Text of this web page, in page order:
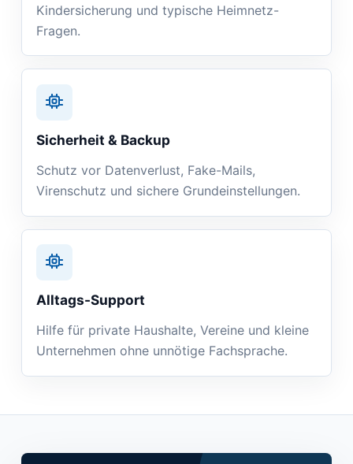
Kindersicherung und typische Heimnetz-
Fragen.
Sicherheit & Backup
Schutz vor Datenverlust, Fake-Mails,
Virenschutz und sichere Grundeinstellungen.
Alltags-Support
Hilfe für private Haushalte, Vereine und kleine
Unternehmen ohne unnötige Fachsprache.